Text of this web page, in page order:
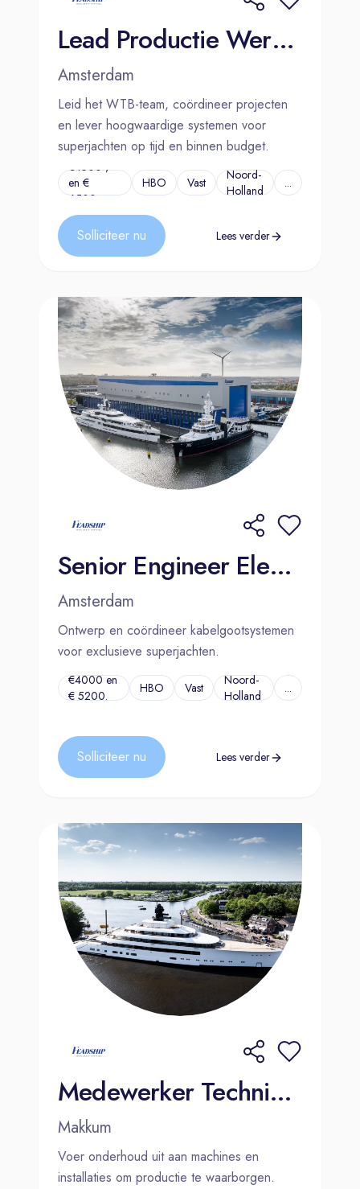
Lead Productie Werktuigbouw | Amsterdam | Rotterdam
Amsterdam
Leid het WTB-team, coördineer projecten
en lever hoogwaardige systemen voor
superjachten op tijd en binnen budget.
€4500 ,-
en €
6500,-
HBO Vast
Noord-
Holland
...
Solliciteer nu Lees verder
Senior Engineer Electrical | Amsterdam
Amsterdam
Ontwerp en coördineer kabelgootsystemen
voor exclusieve superjachten.
€4000 en
€ 5200.
HBO Vast
Noord-
Holland
...
Solliciteer nu Lees verder
Medewerker Technische Dienst | Makkum
Makkum
Voer onderhoud uit aan machines en
installaties om productie te waarborgen.